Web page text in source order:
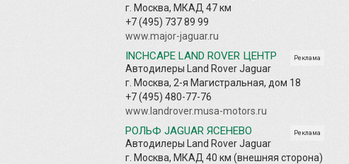
г. Москва, МКАД 47 км
+7 (495) 737 89 99
www.major-jaguar.ru
Реклама
INCHCAPE LAND ROVER ЦЕНТР
Автодилеры Land Rover Jaguar
г. Москва, 2-я Магистральная, дом 18
+7 (495) 480-77-76
www.landrover.musa-motors.ru
Реклама
РОЛЬФ JAGUAR ЯСЕНЕВО
Автодилеры Land Rover Jaguar
г. Москва, МКАД 40 км (внешняя сторона)